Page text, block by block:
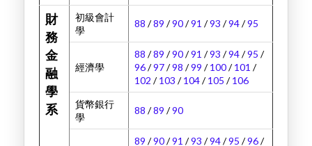
財
務
金
融
學
系
初級會計
學
88 /89 /90/91 /93 /94/95
經濟學
88 /89 /90/91 /93 /94/95 /
96/97/98 /99 /100/101 /
102 /103 /104/105 /106
貨幣銀行
學
88 /89 /90
89 /90/91 /93 /94/95 /96/